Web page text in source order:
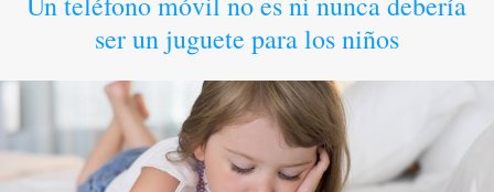
ser un juguete para los niños